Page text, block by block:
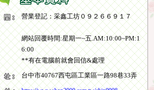
營業登記：采鑫工坊０９２６６９１７
網站回覆時間:星期一~五.AM:10:00~PM:1
6:00
**有在電腦前就會回信&處理
台中市40767西屯區工業區一路98巷33弄